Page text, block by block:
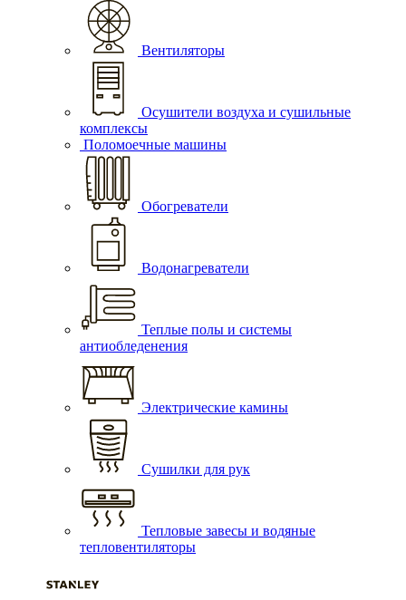
Вентиляторы
Осушители воздуха и сушильные
комплексы
Поломоечные машины
Обогреватели
Водонагреватели
Теплые полы и системы
антиобледенения
Электрические камины
Сушилки для рук
Тепловые завесы и водяные
тепловентиляторы